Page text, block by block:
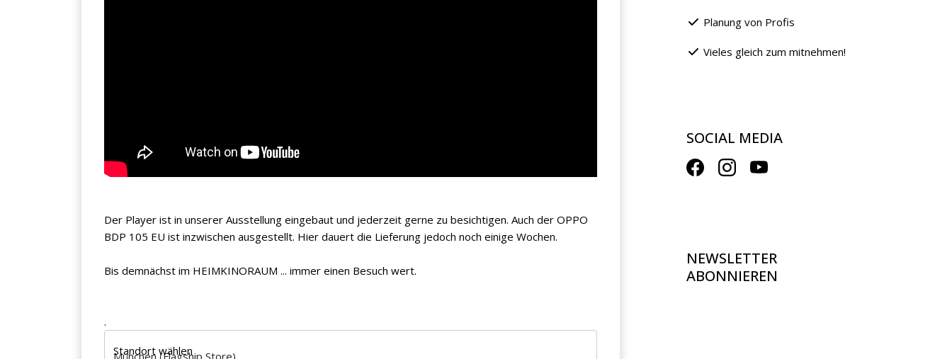
Der Player ist in unserer Ausstellung eingebaut und jederzeit gerne zu besichtigen. Auch der OPPO
BDP 105 EU ist inzwischen ausgestellt. Hier dauert die Lieferung jedoch noch einige Wochen.
Bis demnächst im HEIMKINORAUM ... immer einen Besuch wert.
.
Standort wählen
Planung von Profis
Vieles gleich zum mitnehmen!
SOCIAL MEDIA
NEWSLETTER
ABONNIEREN